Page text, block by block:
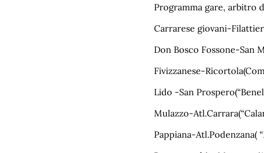
Programma gare, arbitro
Carrarese giovani-
Don Bosco Fossone-San
Fivizzanese-
Lido -San
Mulazzo-
Pappiana-Atl.Podenzana(